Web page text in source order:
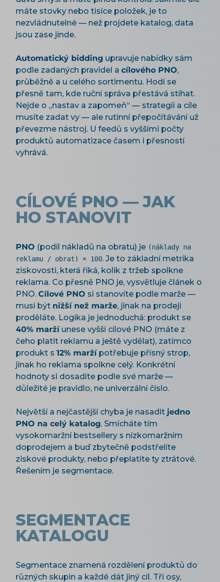
máte stovky nebo tisíce položek, je to
nezvládnutelné — než projdete katalog, data
jsou zase jinde.
Automatický bidding upravuje nabídky sám
podle zadaných pravidel a cílového PNO,
průběžně a u celého sortimentu. Hodí se
přesně tam, kde ruční správa přestává stíhat.
Nejde o „nastav a zapomeň“ — strategii a cíle
musíte zadat vy — ale rutinní přepočítávání už
převezme nástroj. U feedů s vyššími počty
produktů automatizace časem i přesností
vyhrává.
CÍLOVÉ PNO — JAK
HO STANOVIT
PNO (podíl nákladů na obratu) je (náklady na
reklamu / obrat) × 100. Je to základní metrika
ziskovosti, která říká, kolik z tržeb spolkne
reklama. Co přesně PNO je, vysvětluje článek o
PNO. Cílové PNO si stanovíte podle marže —
musí být nižší než marže, jinak na prodeji
proděláte. Logika je jednoduchá: produkt se
40% maržíunese vyšší cílové PNO (máte z
čeho platit reklamu a ještě vydělat), zatímco
produkt s 12% maržípotřebuje přísný strop,
jinak ho reklama spolkne celý. Konkrétní
hodnoty si dosadíte podle své marže —
důležité je pravidlo, ne univerzální číslo.
Největší a nejčastější chyba je nasadit jedno
PNO na celý katalog. Smícháte tím
vysokomaržní bestsellery s nízkomaržním
doprodejem a buď zbytečně podstřelíte
ziskové produkty, nebo přeplatíte ty ztrátové.
Řešením je segmentace.
SEGMENTACE
KATALOGU
Segmentace znamená rozdělení produktů do
různých skupin a každé dát jiný cíl. Tři osy,